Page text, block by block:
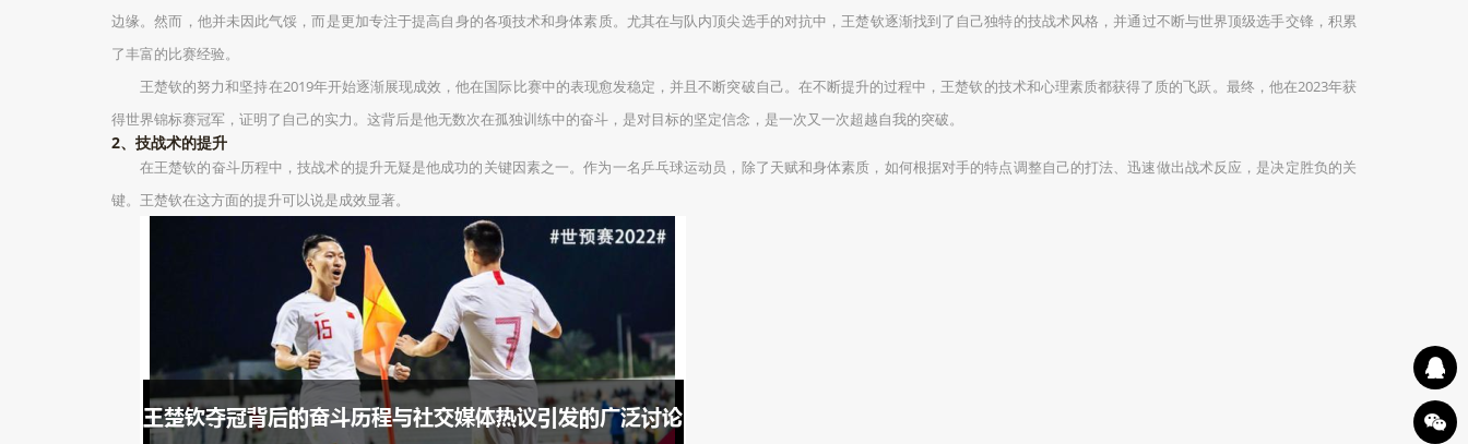
边缘。然而，他并未因此气馁，而是更加专注于提高自身的各项技术和身体素质。尤其在与队内顶尖选手的对抗中，王楚钦逐渐找到了自己独特的技战术风格，并通过不断与世界顶级选手交锋，积累
了丰富的比赛经验。
王楚钦的努力和坚持在2019年开始逐渐展现成效，他在国际比赛中的表现愈发稳定，并且不断突破自己。在不断提升的过程中，王楚钦的技术和心理素质都获得了质的飞跃。最终，他在2023年获
得世界锦标赛冠军，证明了自己的实力。这背后是他无数次在孤独训练中的奋斗，是对目标的坚定信念，是一次又一次超越自我的突破。
2、技战术的提升
在王楚钦的奋斗历程中，技战术的提升无疑是他成功的关键因素之一。作为一名乒乓球运动员，除了天赋和身体素质，如何根据对手的特点调整自己的打法、迅速做出战术反应，是决定胜负的关
键。王楚钦在这方面的提升可以说是成效显著。